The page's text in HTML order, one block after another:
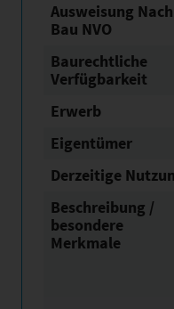
Ausweisung Nach
Bau NVO
Baurechtliche
Verfügbarkeit
Erwerb
Eigentümer
Derzeitige
Beschreibung /
besondere
Merkmale